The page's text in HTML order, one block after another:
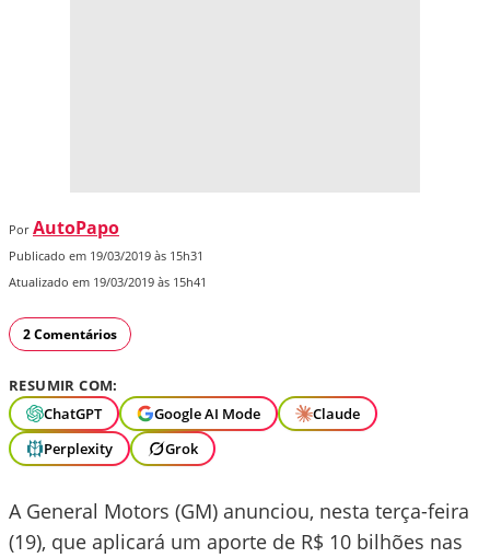
Por AutoPapo
Publicado em 19/03/2019 às 15h31
Atualizado em 19/03/2019 às 15h41
2 Comentários
RESUMIR COM:
ChatGPT
Google AI Mode
Claude
Perplexity
Grok
A General Motors (GM) anunciou, nesta terça-feira
(19), que aplicará um aporte de R$ 10 bilhões nas